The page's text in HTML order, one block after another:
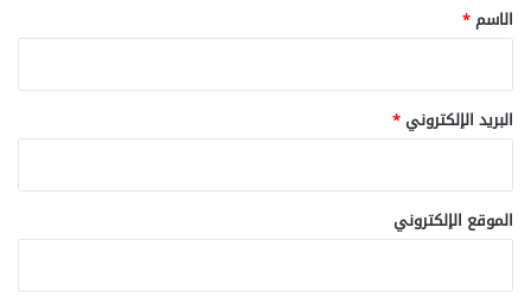
*
الاسم*
البريد الإلكتروني*
الموقع الإلكتروني